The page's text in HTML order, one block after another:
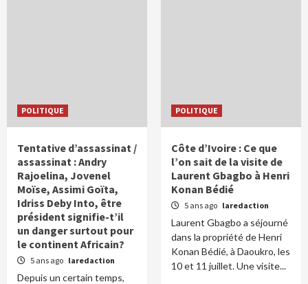
POLITIQUE
Tentative d’assassinat /
assassinat : Andry
Rajoelina, Jovenel
Moïse, Assimi Goïta,
Idriss Deby Into, être
président signifie-t’il
un danger surtout pour
le continent Africain?
5 ans ago laredaction
Depuis un certain temps,
POLITIQUE
Côte d’Ivoire : Ce que
l’on sait de la visite de
Laurent Gbagbo à Henri
Konan Bédié
5 ans ago laredaction
Laurent Gbagbo a séjourné
dans la propriété de Henri
Konan Bédié, à Daoukro, les
10 et 11 juillet. Une visite...